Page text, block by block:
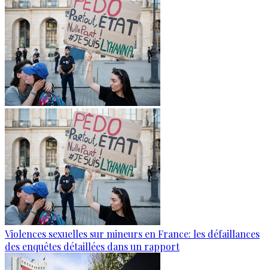
Violences sexuelles sur mineurs en France: les défaillances
des enquêtes détaillées dans un rapport